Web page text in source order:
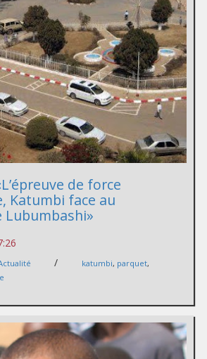
de force
Katumbi face au
Lubumbashi»
/ katumbi, parquet,